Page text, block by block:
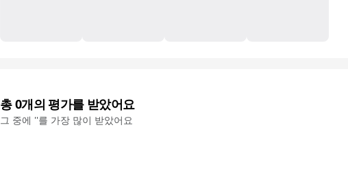
총0개의 평가를 받았어요
그 중에 ''를 가장 많이 받았어요